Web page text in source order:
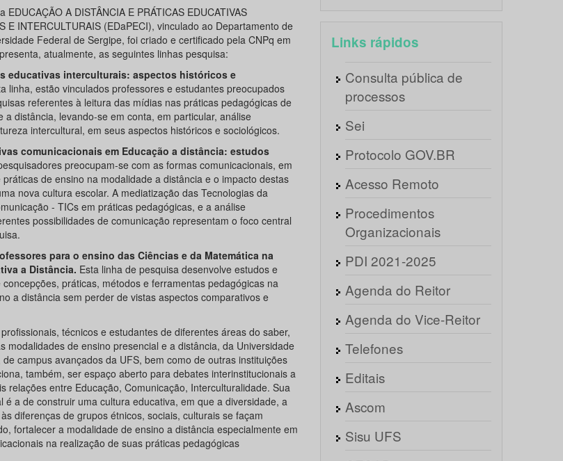
EDUCAÇÃO A DISTÂNCIA E PRÁTICAS EDUCATIVAS
E INTERCULTURAIS (EDaPECI), vinculado ao Departamento de
Federal de Sergipe, foi criado e certificado pela CNPq em
atualmente, as seguintes linhas pesquisa:
educativas interculturais: aspectos históricos e
linha, estão vinculados professores e estudantes preocupados
referentes à leitura das mídias nas práticas pedagógicas de
a distância, levando-se em conta, em particular, análise
intercultural, em seus aspectos históricos e sociológicos.
comunicacionais em Educação a distância: estudos
preocupam-se com as formas comunicacionais, em
de ensino na modalidade a distância e o impacto destas
nova cultura escolar. A mediatização das Tecnologias da
- TICs em práticas pedagógicas, e a análise
possibilidades de comunicação representam o foco central
para o ensino das Ciências e da Matemática na
a Distância. Esta linha de pesquisa desenvolve estudos e
práticas, métodos e ferramentas pedagógicas na
a distância sem perder de vistas aspectos comparativos e
técnicos e estudantes de diferentes áreas do saber,
modalidades de ensino presencial e a distância, da Universidade
campus avançados da UFS, bem como de outras instituições
também, ser espaço aberto para debates interinstitucionais a
relações entre Educação, Comunicação, Interculturalidade. Sua
é a de construir uma cultura educativa, em que a diversidade, a
diferenças de grupos étnicos, sociais, culturais se façam
fortalecer a modalidade de ensino a distância especialmente em
na realização de suas práticas pedagógicas
Links rápidos
Consulta pública de
processos
Sei
Protocolo GOV.BR
Acesso Remoto
Procedimentos
Organizacionais
PDI 2021-2025
Agenda do Reitor
Agenda do Vice-Reitor
Telefones
Editais
Ascom
Sisu UFS